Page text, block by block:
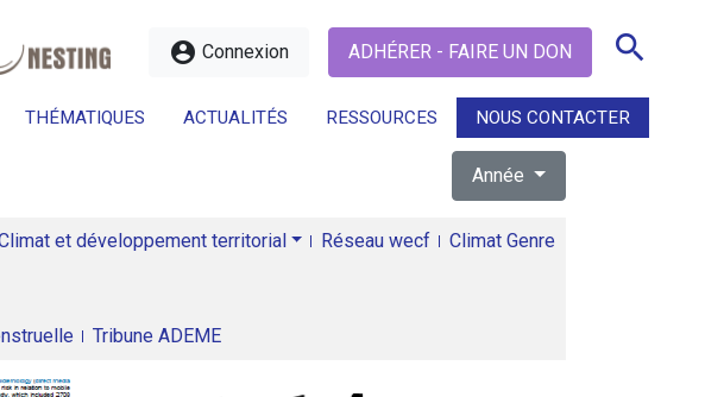
account_circle Connexion ADHÉRER - FAIRE UN DON search
THÉMATIQUES ACTUALITÉS RESSOURCES NOUS CONTACTER
search
Année
et développement territorial Réseau wecf Climat Genre
Tribune ADEME